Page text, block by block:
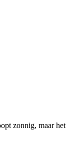
zonnig, maar het